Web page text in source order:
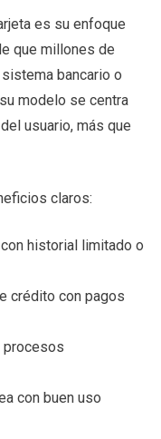
es su enfoque
que millones de
bancario o
modelo se centra
usuario, más que
claros:
historial limitado o
crédito con pagos
procesos
con buen uso